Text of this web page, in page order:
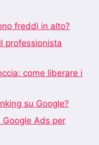
freddi in alto?
professionista
come liberare i
su Google?
Google Ads per